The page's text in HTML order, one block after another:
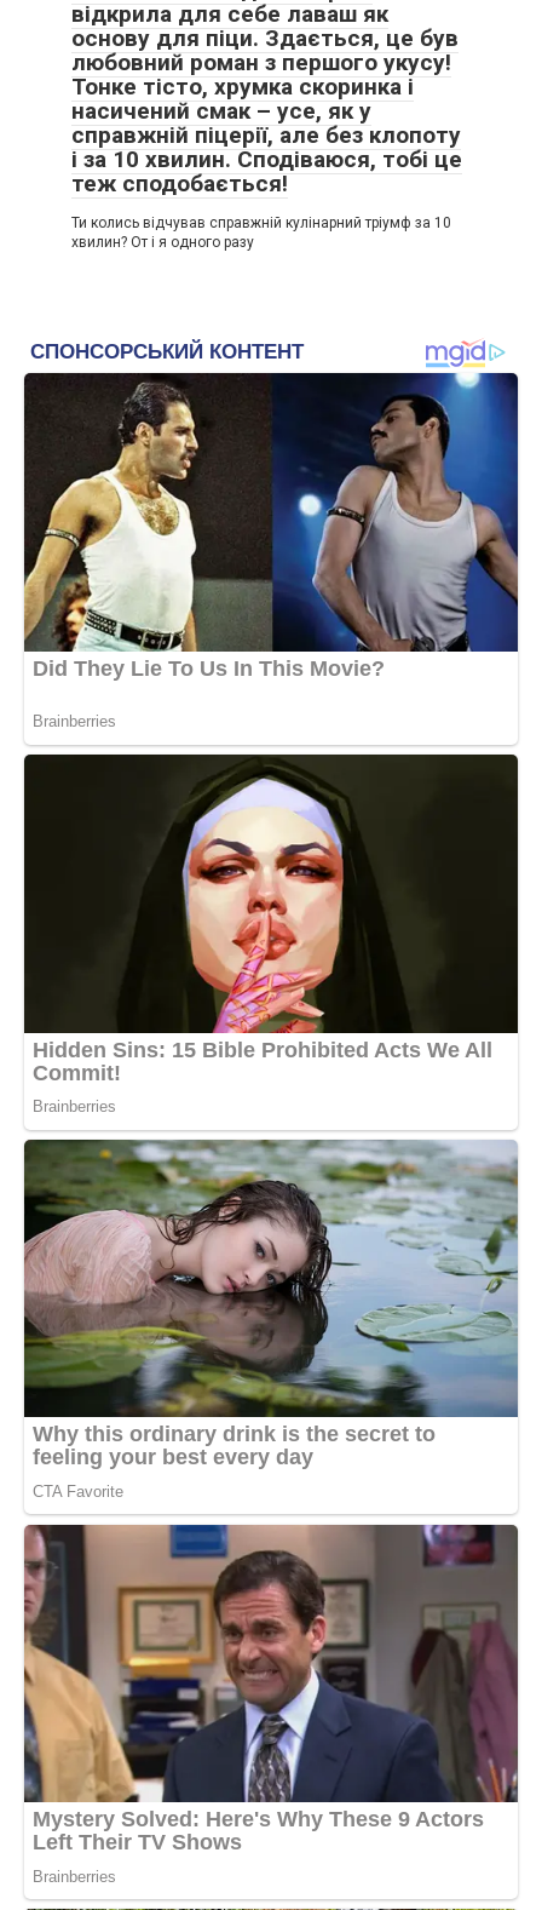
відкрила для себе лаваш як
основу для піци. Здається, це був
любовний роман з першого укусу!
Тонке тісто, хрумка скоринка і
насичений смак – усе, як у
справжній піцерії, але без клопоту
і за 10 хвилин. Сподіваюся, тобі це
теж сподобається!
Ти колись відчував справжній кулінарний тріумф за 10
хвилин? От і я одного разу